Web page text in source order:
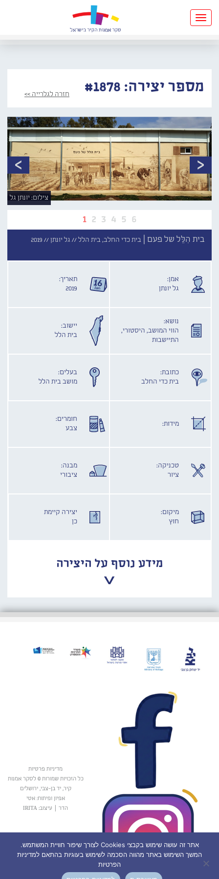
Toggle
navigation
מספר יצירה: #1878 חזרה לגלרייה >>
1 2 3 4 5 6
צילום: יונתן גל
בית הִלֵּל של פעם | בית כדי החלב, בית הלל // גל יונתן // 2019
אמן:
גל יונתן
תאריך:
2019
נושא:
הווי המושב, היסטורי,
התיישבות
יישוב:
בית הלל
כתובת:
בית כדי החלב
בעלים:
מושב בית הלל
מידות:
חומרים:
צבע
טכניקה:
ציור
מבנה:
ציבורי
מיקום:
חוץ
יצירה קיימת
כן
מידע נוסף על היצירה
מדיניות פרטיות
כל הזכויות שמורות © לסקר אמנות
קיר, יד בן-צבי, ירושלים
אפיון ופיתוח: אטי
הדר
עיצוב: IRITA
אתר זה עושה שימוש בקבצי Cookies לצורך שיפור חוויית המשתמש.
המשך השימוש באתר מהווה הסכמה לשימוש בעוגיות בהתאם למדיניות
הפרטיות